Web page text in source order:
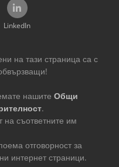
LinkedIn
на тази страница са с
нашите Общи
.
на съответните им
отговорност за
интернет страници.